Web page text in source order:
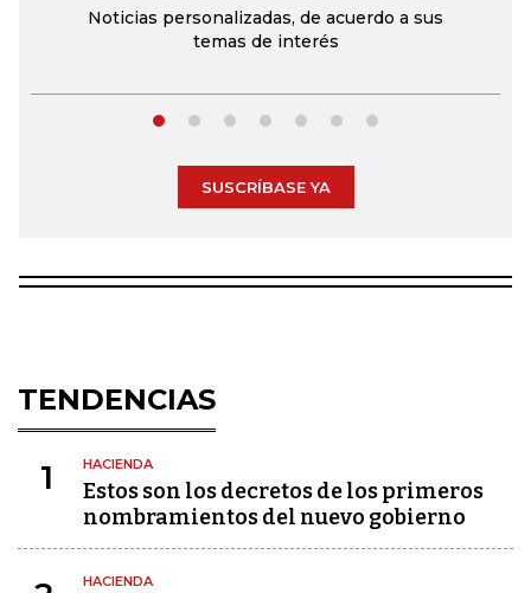
Noticias personalizadas, de acuerdo a sus
temas de interés
SUSCRÍBASE YA
TENDENCIAS
1 HACIENDA
Estos son los decretos de los primeros
nombramientos del nuevo gobierno
HACIENDA